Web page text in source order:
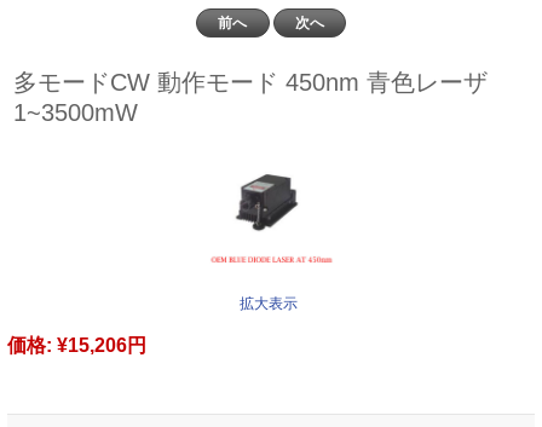
前へ 次へ
多モードCW 動作モード 450nm 青色レーザ
1~3500mW
拡大表示
価格: ¥15,206円